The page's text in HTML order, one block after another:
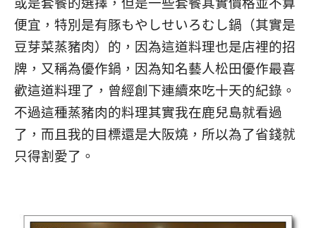
便宜，特別是有豚もやしせいろむし鍋（其實是
豆芽菜蒸豬肉）的，因為這道料理也是店裡的招
牌，又稱為優作鍋，因為知名藝人松田優作最喜
歡這道料理了，曾經創下連續來吃十天的紀錄。
不過這種蒸豬肉的料理其實我在鹿兒島就看過
了，而且我的目標還是大阪燒，所以為了省錢就
只得割愛了。